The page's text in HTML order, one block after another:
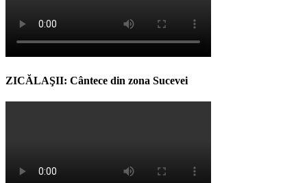
ZICĂLAŞII: Cântece din zona Sucevei